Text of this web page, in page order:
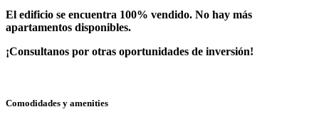
El edificio se encuentra 100% vendido. No hay más
apartamentos disponibles.
¡Consultanos por otras oportunidades de inversión!
Comodidades y amenities